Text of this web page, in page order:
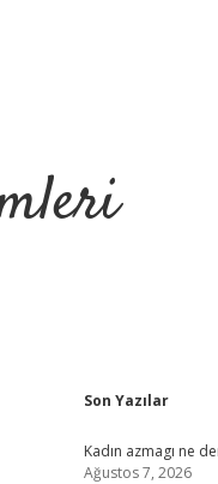
Son Yazılar
Kadın azmagı ne
Ağustos 7, 2026